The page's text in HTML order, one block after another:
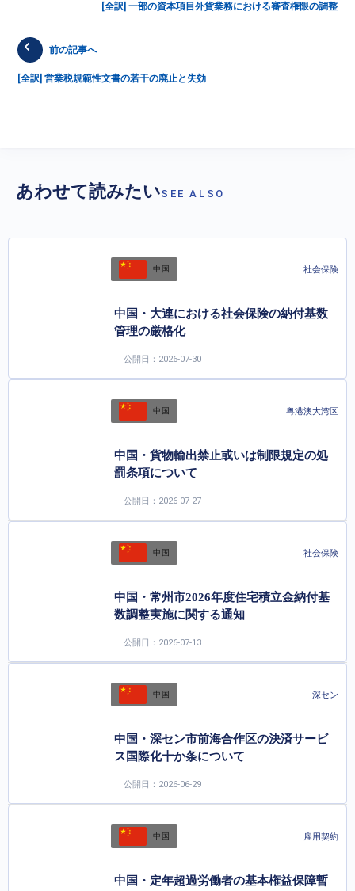
[全訳] 一部の資本項目外貨業務における審査権限の調整
前の記事へ
[全訳] 営業税規範性文書の若干の廃止と失効
あわせて読みたいSEE ALSO
中国 社会保険
中国・大連における社会保険の納付基数
管理の厳格化
公開日：2026-07-30
中国 粤港澳大湾区
中国・貨物輸出禁止或いは制限規定の処
罰条項について
公開日：2026-07-27
中国 社会保険
中国・常州市2026年度住宅積立金納付基
数調整実施に関する通知
公開日：2026-07-13
中国 深セン
中国・深セン市前海合作区の決済サービ
ス国際化十か条について
公開日：2026-06-29
中国 雇用契約
中国・定年超過労働者の基本権益保障暫